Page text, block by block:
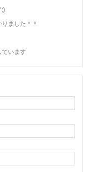
ました＾＾
ています